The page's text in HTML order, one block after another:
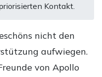
Kontakt.
nicht den
aufwiegen.
von Apollo